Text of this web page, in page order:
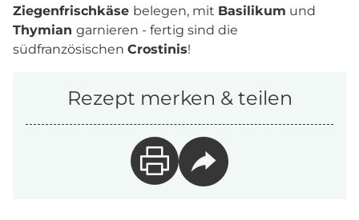
Ziegenfrischkäse belegen, mit Basilikum und
Thymian garnieren - fertig sind die
südfranzösischen Crostinis!
Rezept merken & teilen